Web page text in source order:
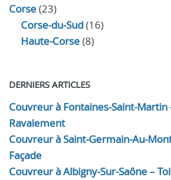
Corse(23)
Corse-du-Sud(16)
Haute-Corse(8)
DERNIERS ARTICLES
Couvreur à Fontaines-Saint-Martin
Ravalement
Couvreur à Saint-Germain-Au-
Façade
Couvreur à Albigny-Sur-Saône –